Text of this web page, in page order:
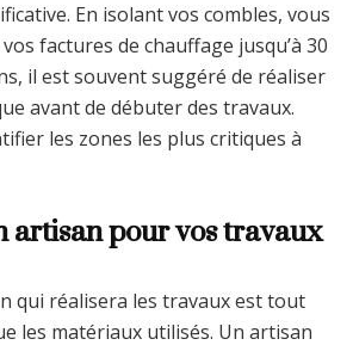
En isolant vos combles, vous
factures de chauffage jusqu’à 30
il est souvent suggéré de réaliser
avant de débuter des travaux.
les zones les plus critiques à
artisan pour vos travaux
qui réalisera les travaux est tout
les matériaux utilisés. Un artisan